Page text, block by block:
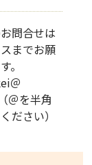
問合せは
までお願
。
＠
＠を半角
ださい）